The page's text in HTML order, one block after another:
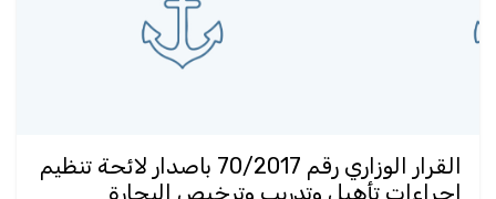
القرار الوزاري رقم 70/2017 باصدار لائحة تنظيم
اجراءات تأهيل وتدريب وترخيص البحارة